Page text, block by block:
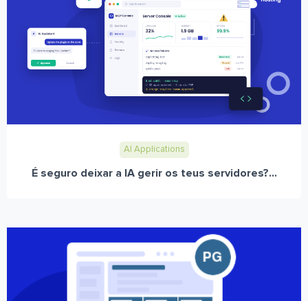
AI Applications
É seguro deixar a IA gerir os teus servidores?...